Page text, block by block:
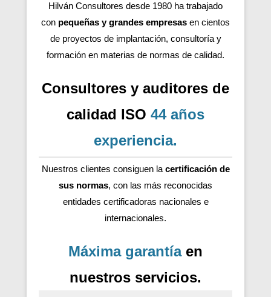
Hilván Consultores desde 1980 ha trabajado
con pequeñas y grandes empresas en cientos
de proyectos de implantación, consultoría y
formación en materias de normas de calidad.
Consultores y auditores de
calidad ISO 44 años
experiencia.
Nuestros clientes consiguen la certificación de
sus normas, con las más reconocidas
entidades certificadoras nacionales e
internacionales.
Máxima garantíaen
nuestros servicios.